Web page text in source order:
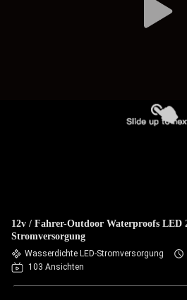
12v / Fahrer-Outdoor Waterproofs LED
Stromversorgung
Wasserdichte LED-Stromversorgung
103 Ansichten